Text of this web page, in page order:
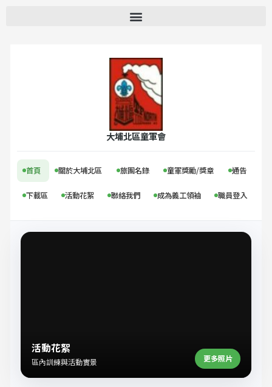
大埔北區童軍會
首頁 關於大埔北區 旅團名錄 童軍獎勵/獎章 通告
下載區 活動花絮 聯絡我們 成為義工領袖 職員登入
活動花絮
區內訓練與活動實景 更多照片